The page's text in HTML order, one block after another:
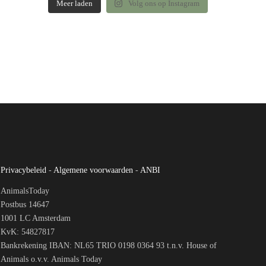
Meer laden Volg ons op Instagram
Privacybeleid - Algemene voorwaarden - ANBI
AnimalsToday
Postbus 14647
1001 LC Amsterdam
KvK: 54827817
Bankrekening IBAN: NL65 TRIO 0198 0364 93 t.n.v. House of
Animals o.v.v. Animals Today